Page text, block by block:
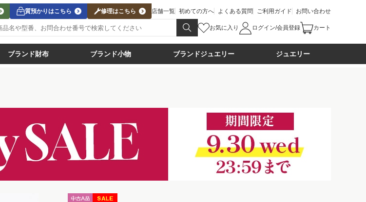
質預かりはこちら 修理はこちら 店舗一覧 初めての方へ よくある質問 ご利用ガイド お問い合わせ
お気に入り ログイン/会員登録 カート
ブランド財布 ブランド小物 ブランドジュエリー ジュエリー